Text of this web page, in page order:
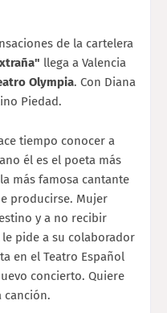
de la cartelera
llega a Valencia
Olympia. Con Diana
Piedad.
tiempo conocer a
él es el poeta más
más famosa cantante
producirse. Mujer
y a no recibir
pide a su colaborador
en el Teatro Español
concierto. Quiere
canción.